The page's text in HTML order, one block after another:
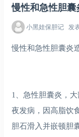
慢性和急性胆
小黑娃保胆记 发
慢性和急性胆囊炎
1、急性胆囊炎，
夜发病，因高脂饮
胆石滑入并嵌顿胆